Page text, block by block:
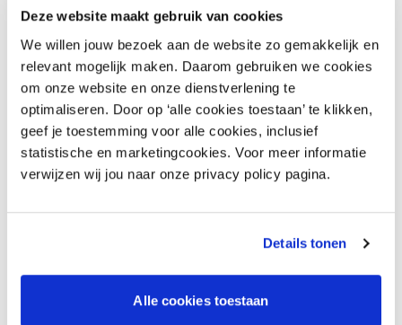
Deze website maakt gebruik van cookies
We willen jouw bezoek aan de website zo gemakkelijk en
relevant mogelijk maken. Daarom gebruiken we cookies
om onze website en onze dienstverlening te
optimaliseren. Door op ‘alle cookies toestaan’ te klikken,
geef je toestemming voor alle cookies, inclusief
statistische en marketingcookies. Voor meer informatie
verwijzen wij jou naar onze privacy policy pagina.
Details tonen
Alle cookies toestaan
Recalls Children’s Clothing
and More – nr. 9 – 2026
6 augustus 2026
August 6, 2026
Recalls Alert Clothing,
Footwear & More – nr. 9,
6 augustus 2026